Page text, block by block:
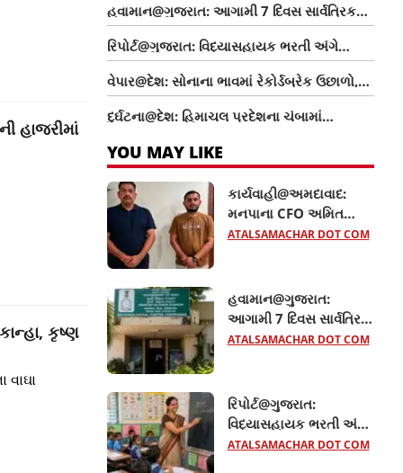
હાજરીમાં
કૃષ્ણ
વાઘા
હવામાન@ગુજરાત: આગામી 7 દિવસ સાર્વત્રિક
વરસાદની આગાહી, 40થી 50 કિમીની ઝડપે પવન
ફૂંકાશે
રિપોર્ટ@ગુજરાત: વિદ્યાસહાયક ભરતી અંગે
સરકારનો મોટો નિર્ણય, TET-1 પાસ ઉમેદવારોને
મોટી રાહત
વેપાર@દેશ: સોનાના ભાવમાં રેકોર્ડબ્રેક ઉછાળો,
જાણો 22 અને 24 કેરેટના તાજા ભાવ
દુર્ઘટના@દેશ: હિમાચલ પ્રદેશના ચંબામાં
YOU MAY LIKE
કાર્યવાહી@અમદાવાદ:
મનપાના CFO અમિત
ડોંગરે રૂ.36 હજારની લાંચ
ATALSAMACHAR DOT COM
હવામાન@ગુજરાત:
આગામી 7 દિવસ સાર્વત્રિક
વરસાદની આગાહી, 40થી
ATALSAMACHAR DOT COM
રિપોર્ટ@ગુજરાત:
વિદ્યાસહાયક ભરતી અંગે
સરકારનો મોટો નિર્ણય,
ATALSAMACHAR DOT COM